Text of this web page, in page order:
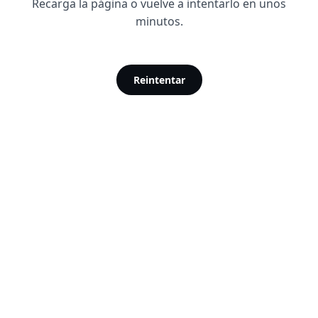
Recarga la página o vuelve a intentarlo en unos
minutos.
Reintentar